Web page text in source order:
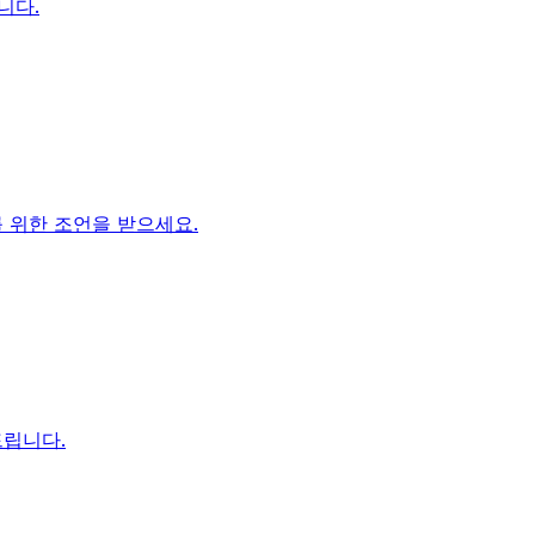
다.
한 조언을 받으세요.
니다.